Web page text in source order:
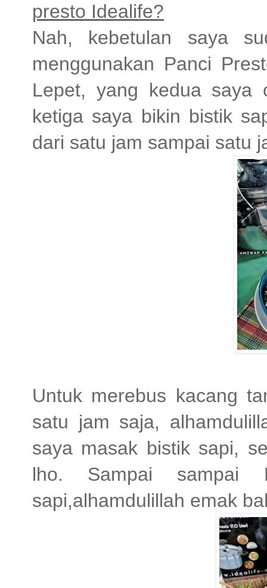
presto Idealife?
Nah, kebetulan saya
menggunakan Panci
Lepet, yang kedua saya
ketiga saya bikin bistik
dari satu jam sampai satu
Untuk merebus kacang
satu jam saja,
saya masak bistik sapi,
lho. Sampai sampai
sapi,alhamdulillah emak